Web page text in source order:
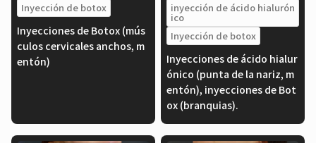
Inyección de botox
Inyecciones de Botox (mús
culos cervicales anchos, m
entón)
inyección de ácido hialurón
ico
Inyección de botox
Inyecciones de ácido hialur
ónico (punta de la nariz, m
entón), inyecciones de Bot
ox (branquias).